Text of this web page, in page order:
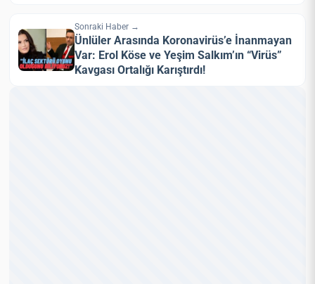
Sonraki Haber →
Ünlüler Arasında Koronavirüs’e İnanmayan
Var: Erol Köse ve Yeşim Salkım’ın “Virüs”
Kavgası Ortalığı Karıştırdı!